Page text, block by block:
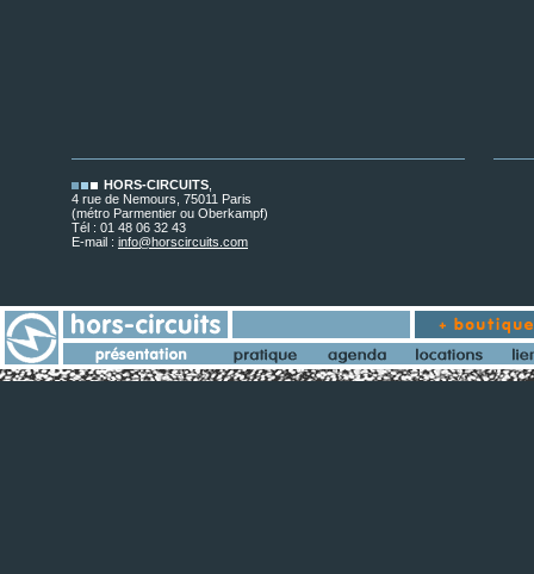
HORS-CIRCUITS
4 rue de Nemours, 75011 Paris
(métro Parmentier ou Oberkampf)
Tél : 01 48 06 32 43
E-mail : info@horscircuits.com